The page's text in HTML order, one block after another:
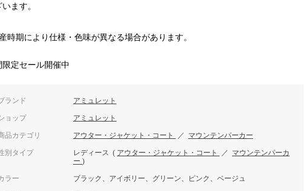
ます。
時期により仕様・色味が異なる場合があります。
限定セール開催中
ランド アミュレット
ョップ アミュレット
品カテゴリ アウター・ジャケット・コート ／ マウンテンパーカー
別タイプ レディース ( アウター・ジャケット・コート ／ マウンテンパーカ
ー )
ラー ブラック、アイボリー、グリーン、ピンク、ベージュ